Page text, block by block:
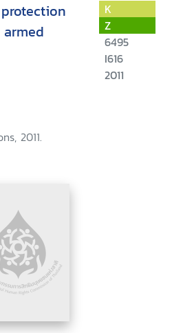
2011.
K
Z
6495
I616
2011